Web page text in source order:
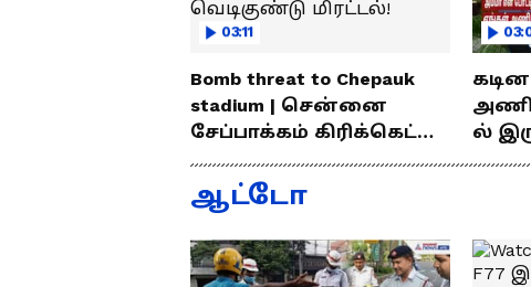
03:11
Bomb threat to Chepauk
stadium | சென்னை
சேப்பாக்கம் கிரிக்கெட்
மைதானத்திற்கு
வெடிகுண்டு மிரட்டல்!
ல்
ஆட்டோ